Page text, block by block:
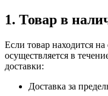
1. Товар в
Если товар находится
осуществляется в
доставки:
Доставка за